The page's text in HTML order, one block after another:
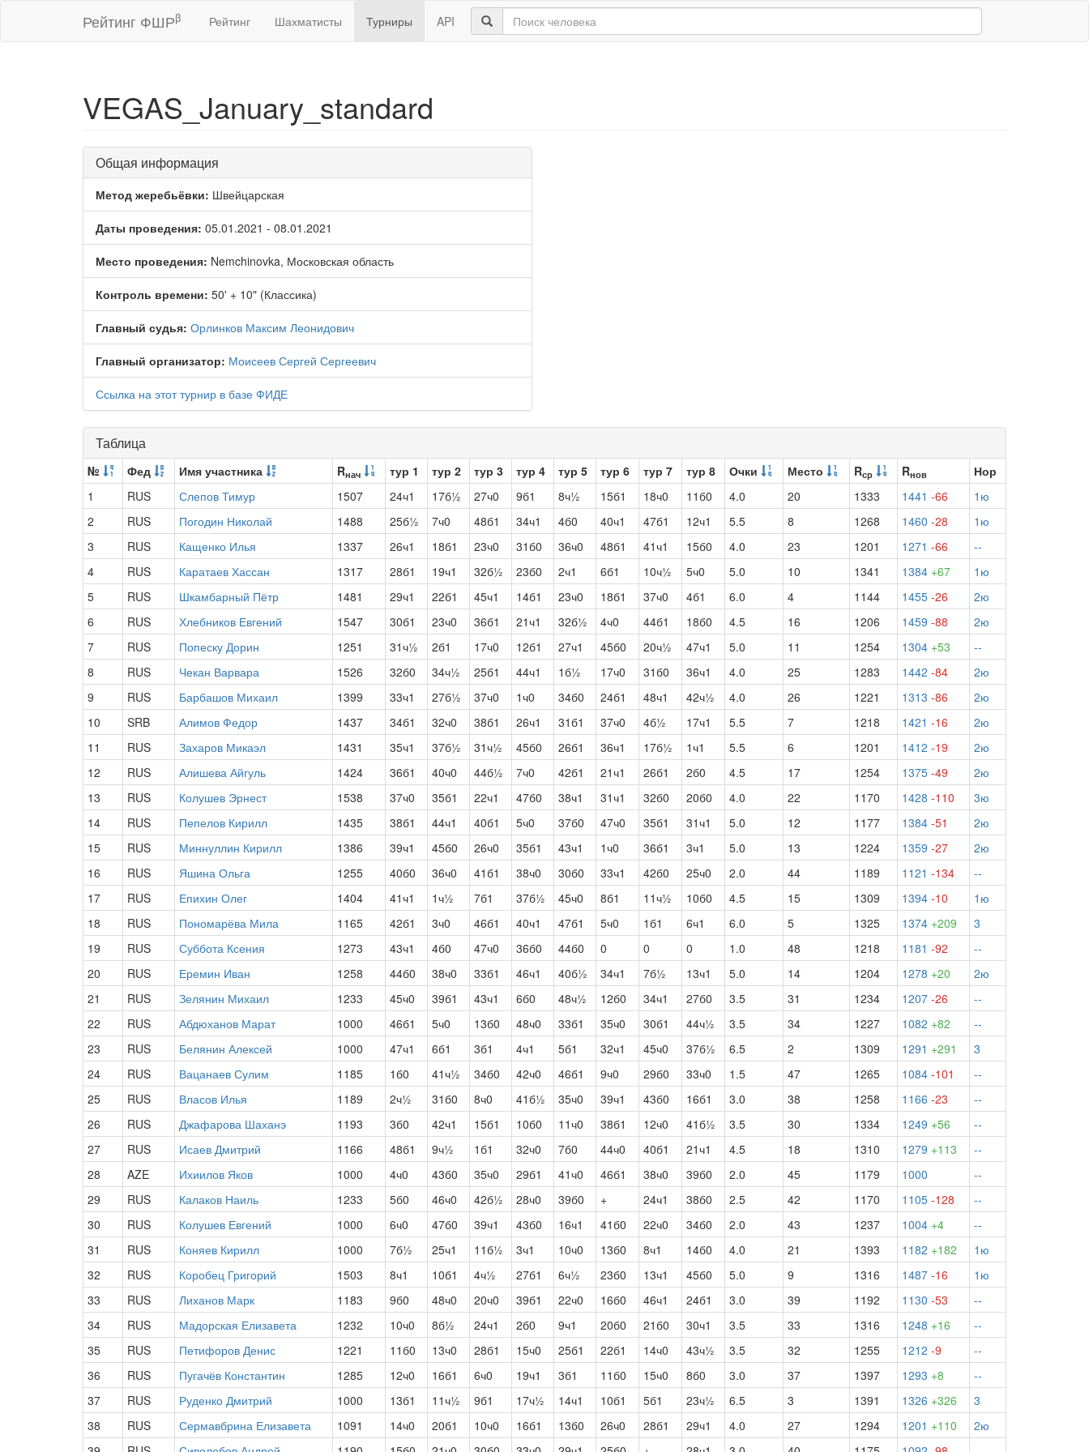
Рейтинг ФШРβ Рейтинг Шахматисты Турниры API
VEGAS_January_standard
Общая информация
Метод жеребьёвки: Швейцарская
Даты проведения: 05.01.2021 - 08.01.2021
Место проведения: Nemchinovka, Московская область
Контроль времени: 50' + 10" (Классика)
Главный судья: Орлинков Максим Леонидович
Главный организатор: Моисеев Сергей Сергеевич
Ссылка на этот турнир в базе ФИДЕ
Таблица
№ Фед Имя участника Rнач тур 1 тур 2 тур 3 тур 4 тур 5 тур 6 тур 7 тур 8 Очки Место Rср Rнов
Нор
1
RUS Слепов Тимур 1507 24ч1 17б½ 27ч0 9б1 8ч½ 15б1 18ч0 11б0 4.0 20 1333 1441 -66
1ю
2
RUS Погодин Николай 1488 25б½ 7ч0 48б1 34ч1 4б0 40ч1 47б1 12ч1 5.5 8 1268 1460 -28
1ю
3
RUS Кащенко Илья 1337 26ч1 18б1 23ч0 31б0 36ч0 48б1 41ч1 15б0 4.0 23 1201 1271 -66
--
4
RUS Каратаев Хассан 1317 28б1 19ч1 32б½ 23б0 2ч1 6б1 10ч½ 5ч0 5.0 10 1341 1384 +67
1ю
5
RUS Шкамбарный Пётр 1481 29ч1 22б1 45ч1 14б1 23ч0 18б1 37ч0 4б1 6.0 4 1144 1455 -26
2ю
6
RUS Хлебников Евгений 1547 30б1 23ч0 36б1 21ч1 32б½ 4ч0 44б1 18б0 4.5 16 1206 1459 -88
2ю
7
RUS Попеску Дорин 1251 31ч½ 2б1 17ч0 12б1 27ч1 45б0 20ч½ 47ч1 5.0 11 1254 1304 +53
--
8
RUS Чекан Варвара 1526 32б0 34ч½ 25б1 44ч1 1б½ 17ч0 31б0 36ч1 4.0 25 1283 1442 -84
2ю
9
RUS Барбашов Михаил 1399 33ч1 27б½ 37ч0 1ч0 34б0 24б1 48ч1 42ч½ 4.0 26 1221 1313 -86
2ю
10
SRB Алимов Федор 1437 34б1 32ч0 38б1 26ч1 31б1 37ч0 4б½ 17ч1 5.5 7 1218 1421 -16
2ю
11
RUS Захаров Микаэл 1431 35ч1 37б½ 31ч½ 45б0 26б1 36ч1 17б½ 1ч1 5.5 6 1201 1412 -19
2ю
12
RUS Алишева Айгуль 1424 36б1 40ч0 44б½ 7ч0 42б1 21ч1 26б1 2б0 4.5 17 1254 1375 -49
2ю
13
RUS Колушев Эрнест 1538 37ч0 35б1 22ч1 47б0 38ч1 31ч1 32б0 20б0 4.0 22 1170 1428 -110
3ю
14
RUS Пепелов Кирилл 1435 38б1 44ч1 40б1 5ч0 37б0 47ч0 35б1 31ч1 5.0 12 1177 1384 -51
2ю
15
RUS Миннуллин Кирилл 1386 39ч1 45б0 26ч0 35б1 43ч1 1ч0 36б1 3ч1 5.0 13 1224 1359 -27
2ю
16
RUS Яшина Ольга 1255 40б0 36ч0 41б1 38ч0 30б0 33ч1 42б0 25ч0 2.0 44 1189 1121 -134
--
17
RUS Епихин Олег 1404 41ч1 1ч½ 7б1 37б½ 45ч0 8б1 11ч½ 10б0 4.5 15 1309 1394 -10
1ю
18
RUS Пономарёва Мила 1165 42б1 3ч0 46б1 40ч1 47б1 5ч0 1б1 6ч1 6.0 5 1325 1374 +209
3
19
RUS Суббота Ксения 1273 43ч1 4б0 47ч0 36б0 44б0 0 0 0 1.0 48 1218 1181 -92
--
20
RUS Еремин Иван 1258 44б0 38ч0 33б1 46ч1 40б½ 34ч1 7б½ 13ч1 5.0 14 1204 1278 +20
2ю
21
RUS Зелянин Михаил 1233 45ч0 39б1 43ч1 6б0 48ч½ 12б0 34ч1 27б0 3.5 31 1234 1207 -26
--
22
RUS Абдюханов Марат 1000 46б1 5ч0 13б0 48ч0 33б1 35ч0 30б1 44ч½ 3.5 34 1227 1082 +82
--
23
RUS Белянин Алексей 1000 47ч1 6б1 3б1 4ч1 5б1 32ч1 45ч0 37б½ 6.5 2 1309 1291 +291
3
24
RUS Вацанаев Сулим 1185 1б0 41ч½ 34б0 42ч0 46б1 9ч0 29б0 33ч0 1.5 47 1265 1084 -101
--
25
RUS Власов Илья 1189 2ч½ 31б0 8ч0 41б½ 35ч0 39ч1 43б0 16б1 3.0 38 1258 1166 -23
--
26
RUS Джафарова Шаханэ 1193 3б0 42ч1 15б1 10б0 11ч0 38б1 12ч0 41б½ 3.5 30 1334 1249 +56
--
27
RUS Исаев Дмитрий 1166 48б1 9ч½ 1б1 32ч0 7б0 44ч0 40б1 21ч1 4.5 18 1310 1279 +113
--
28
AZE Ихиилов Яков 1000 4ч0 43б0 35ч0 29б1 41ч0 46б1 38ч0 39б0 2.0 45 1179 1000
--
29
RUS Калаков Наиль 1233 5б0 46ч0 42б½ 28ч0 39б0 + 24ч1 38б0 2.5 42 1170 1105 -128
--
30
RUS Колушев Евгений 1000 6ч0 47б0 39ч1 43б0 16ч1 41б0 22ч0 34б0 2.0 43 1237 1004 +4
--
31
RUS Коняев Кирилл 1000 7б½ 25ч1 11б½ 3ч1 10ч0 13б0 8ч1 14б0 4.0 21 1393 1182 +182
1ю
32
RUS Коробец Григорий 1503 8ч1 10б1 4ч½ 27б1 6ч½ 23б0 13ч1 45б0 5.0 9 1316 1487 -16
1ю
33
RUS Лиханов Марк 1183 9б0 48ч0 20ч0 39б1 22ч0 16б0 46ч1 24б1 3.0 39 1192 1130 -53
--
34
RUS Мадорская Елизавета 1232 10ч0 8б½ 24ч1 2б0 9ч1 20б0 21б0 30ч1 3.5 33 1316 1248 +16
--
35
RUS Петифоров Денис 1221 11б0 13ч0 28б1 15ч0 25б1 22б1 14ч0 43ч½ 3.5 32 1255 1212 -9
--
36
RUS Пугачёв Константин 1285 12ч0 16б1 6ч0 19ч1 3б1 11б0 15ч0 8б0 3.0 37 1397 1293 +8
--
37
RUS Руденко Дмитрий 1000 13б1 11ч½ 9б1 17ч½ 14ч1 10б1 5б1 23ч½ 6.5 3 1391 1326 +326
3
38
RUS Сермавбрина Елизавета 1091 14ч0 20б1 10ч0 16б1 13б0 26ч0 28б1 29ч1 4.0 27 1294 1201 +110
2ю